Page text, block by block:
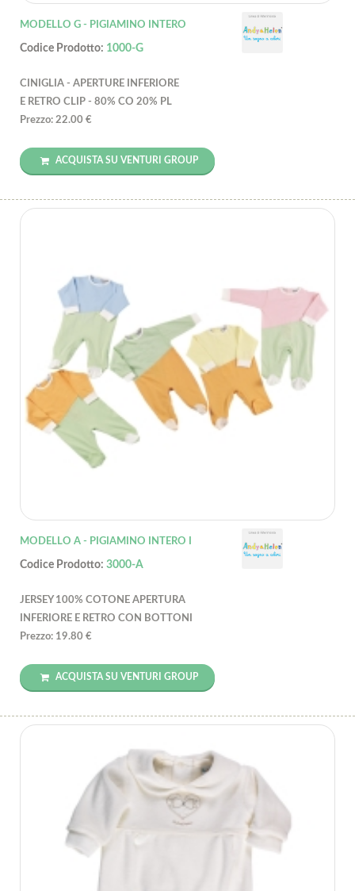
MODELLO G - PIGIAMINO INTERO
Codice Prodotto: 1000-G
CINIGLIA - APERTURE INFERIORE
E RETRO CLIP - 80% CO 20% PL
Prezzo: 22.00 €
ACQUISTA SU VENTURI GROUP
MODELLO A - PIGIAMINO INTERO I
Codice Prodotto: 3000-A
JERSEY 100% COTONE APERTURA
INFERIORE E RETRO CON BOTTONI
Prezzo: 19.80 €
ACQUISTA SU VENTURI GROUP